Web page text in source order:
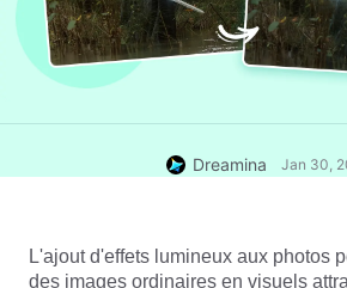
Dreamina Jan 30,
L'ajout d'effets lumineux aux photos
des images ordinaires en visuels